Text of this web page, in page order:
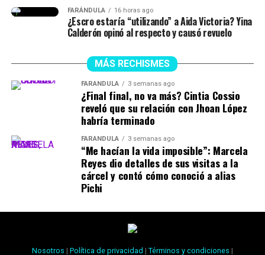
#SideHustleLIVE #PaidPartnership
#julianacalderon ♬ sonido original – Julieth
FARÁNDULA 16 horas ago
¿Escro estaría “utilizando” a Aida Victoria? Yina
Calderón opinó al respecto y causó revuelo
MÁS RECHISMES
FARÁNDULA 3 semanas ago
¿Final final, no va más? Cintia Cossio
reveló que su relación con Jhoan López
habría terminado
FARÁNDULA 3 semanas ago
“Me hacían la vida imposible”: Marcela
Reyes dio detalles de sus visitas a la
cárcel y contó cómo conoció a alias
Pichi
Nosotros | Política de privacidad | Términos y condiciones |